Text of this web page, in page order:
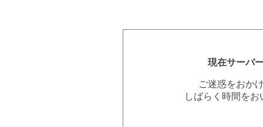
現在サーバ
ご迷惑をおか
しばらく時間を